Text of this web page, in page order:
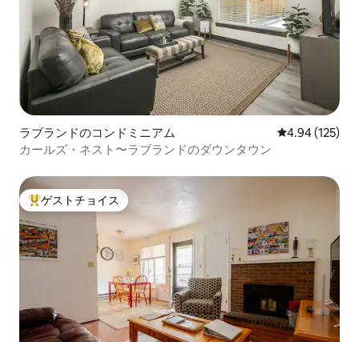
ラブランドのコンドミニアム レビュー125
4.94 (125)
カールズ・ネスト〜ラブランドのダウンタウン
大好評のゲストチョイスです。
ゲストチョイス